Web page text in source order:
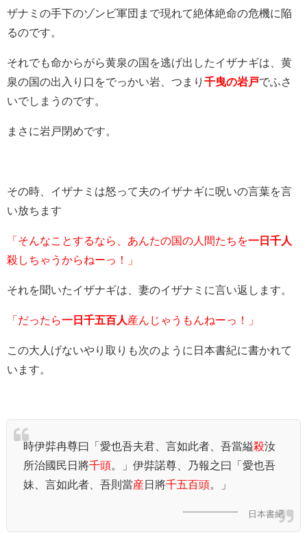
ザナミの手下のゾンビ軍団まで現れて絶体絶命の危機に陥
るのです。
それでも命からがら黄泉の国を逃げ出したイザナギは、黄
泉の国の出入り口をでっかい岩、つまり 千曳の岩戸でふさ
いでしまうのです。
まさに岩戸閉めです。
その時、イザナミは怒って夫のイザナギに呪いの言葉を言
い放ちます
「そんなことするなら、あんたの国の人間たちを一日千人
殺しちゃうからねーっ！」
それを聞いたイザナギは、妻のイザナミに言い返します。
「だったら一日千五百人 産んじゃうもんねーっ！」
この大人げないやり取りも次のように日本書紀に書かれて
います。
時伊弉冉尊曰「愛也吾夫君、言如此者、吾當縊殺汝
所治國民日將千頭 。」伊弉諾尊、乃報之曰「愛也吾
妹、言如此者、吾則當産日將千五百頭 。」
日本書紀